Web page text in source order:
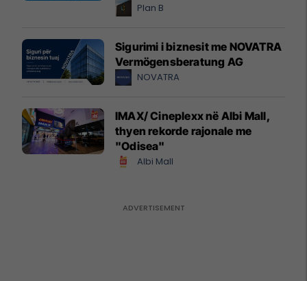
Plan B
Sigurimi i biznesit me NOVATRA
Vermögensberatung AG
NOVATRA
IMAX/ Cineplexx në Albi Mall,
thyen rekorde rajonale me
"Odisea"
Albi Mall